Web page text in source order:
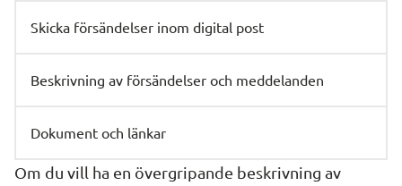
Skicka försändelser inom digital post
Beskrivning av försändelser och meddelanden
Dokument och länkar
Om du vill ha en övergripande beskrivning av